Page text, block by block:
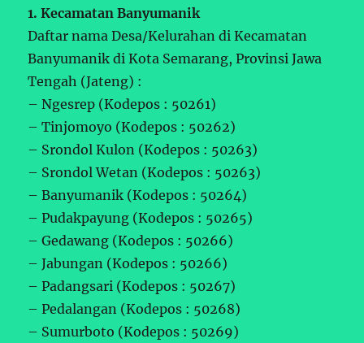
1. Kecamatan Banyumanik
Daftar nama Desa/Kelurahan di Kecamatan
Banyumanik di Kota Semarang, Provinsi Jawa
Tengah (Jateng) :
– Ngesrep (Kodepos : 50261)
– Tinjomoyo (Kodepos : 50262)
– Srondol Kulon (Kodepos : 50263)
– Srondol Wetan (Kodepos : 50263)
– Banyumanik (Kodepos : 50264)
– Pudakpayung (Kodepos : 50265)
– Gedawang (Kodepos : 50266)
– Jabungan (Kodepos : 50266)
– Padangsari (Kodepos : 50267)
– Pedalangan (Kodepos : 50268)
– Sumurboto (Kodepos : 50269)